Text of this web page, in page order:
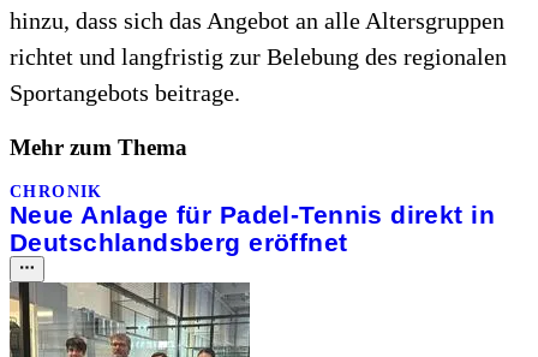
hinzu, dass sich das Angebot an alle Altersgruppen
richtet und langfristig zur Belebung des regionalen
Sportangebots beitrage.
Mehr zum Thema
CHRONIK
Neue Anlage für Padel-Tennis direkt in
Deutschlandsberg eröffnet